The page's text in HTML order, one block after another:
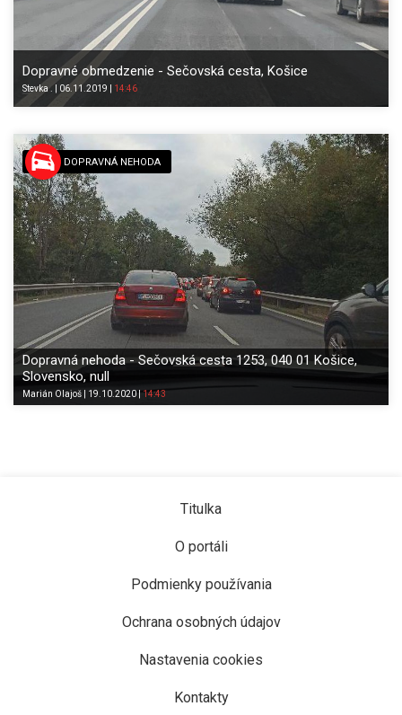
Dopravné obmedzenie - Sečovská cesta, Košice
Stevka.| 06.11.2019 14:46
DOPRAVNÁ NEHODA
Dopravná nehoda - Sečovská cesta 1253, 040 01 Košice,
Slovensko, null
Marián Olajoš| 19.10.2020|14:43
Titulka
O portáli
Podmienky používania
Ochrana osobných údajov
Nastavenia cookies
Kontakty